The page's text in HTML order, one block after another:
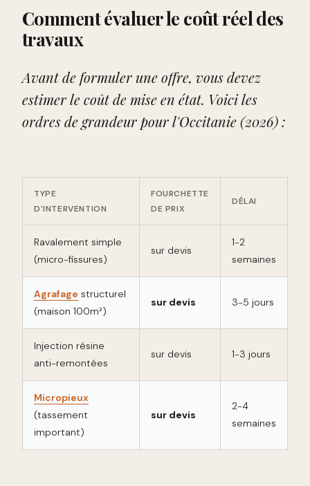
Comment évaluer le coût réel des
travaux
Avant de formuler une offre, vous devez
estimer le coût de mise en état. Voici les
ordres de grandeur pour l'Occitanie (2026) :
TYPE
D'INTERVENTION
FOURCHETTE
DE PRIX
DÉLAI
Ravalement simple
(micro-fissures)
sur devis
1-2
semaines
Agrafage structurel
(maison 100m²)
sur devis 3-5 jours
Injection résine
anti-remontées
sur devis 1-3 jours
Micropieux
(tassement
important)
sur devis
2-4
semaines